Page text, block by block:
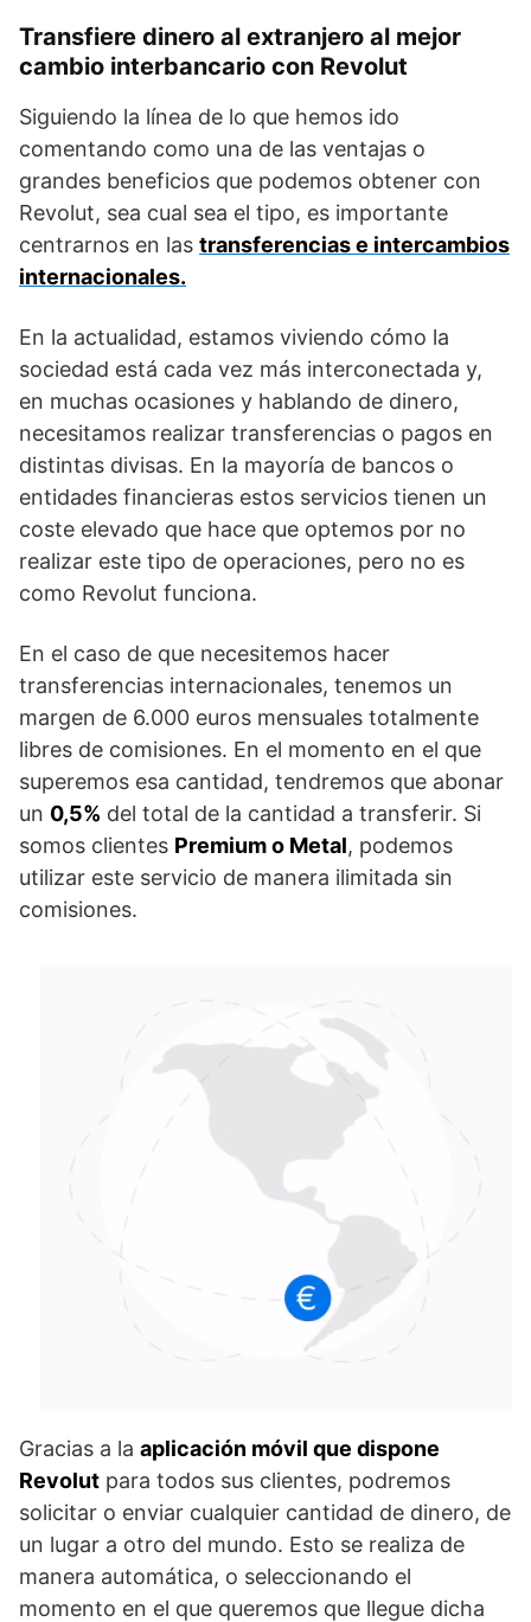
Transfiere dinero al extranjero al mejor
cambio interbancario con Revolut
Siguiendo la línea de lo que hemos ido
comentando como una de las ventajas o
grandes beneficios que podemos obtener con
Revolut, sea cual sea el tipo, es importante
centrarnos en las transferencias e intercambios
internacionales.
En la actualidad, estamos viviendo cómo la
sociedad está cada vez más interconectada y,
en muchas ocasiones y hablando de dinero,
necesitamos realizar transferencias o pagos en
distintas divisas. En la mayoría de bancos o
entidades financieras estos servicios tienen un
coste elevado que hace que optemos por no
realizar este tipo de operaciones, pero no es
como Revolut funciona.
En el caso de que necesitemos hacer
transferencias internacionales, tenemos un
margen de 6.000 euros mensuales totalmente
libres de comisiones. En el momento en el que
superemos esa cantidad, tendremos que abonar
un 0,5% del total de la cantidad a transferir. Si
somos clientes Premium o Metal, podemos
utilizar este servicio de manera ilimitada sin
comisiones.
Gracias a la aplicación móvil que dispone
Revolut para todos sus clientes, podremos
solicitar o enviar cualquier cantidad de dinero, de
un lugar a otro del mundo. Esto se realiza de
manera automática, o seleccionando el
momento en el que queremos que llegue dicha